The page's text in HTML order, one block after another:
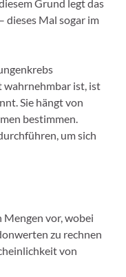
Grund legt das
dieses Mal sogar im
wahrnehmbar ist, ist
Sie hängt von
bestimmen.
um sich
vor, wobei
zu rechnen
von